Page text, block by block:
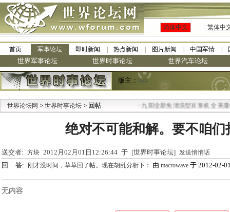
简体中文 繁体中
首页 军事论坛 即时新闻 热点新闻 图片新闻 中国军情
世界军事论坛 世界时事论坛 世界汽车论坛
版主： bob
世界论坛网 > 世界时事论坛 > 回帖 九阳全新免清洗型豆浆机 全美最低
绝对不可能和解。要不咱们
送交者: 方块 2012月02月01日12:26:44 于 [世界时事论坛] 发送悄悄话
回 答: 刚才没时间，草草回了帖。现在胡乱分析下： 由 macrowave 于 2012-02-
无内容